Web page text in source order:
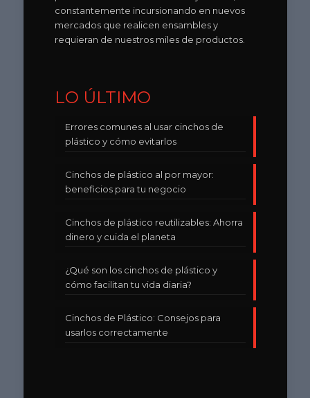
constantemente incursionando en nuevos
mercados que realicen ensambles y
requieran de nuestros miles de productos.
LO ÚLTIMO
Errores comunes al usar cinchos de
plástico y cómo evitarlos
Cinchos de plástico al por mayor:
beneficios para tu negocio
Cinchos de plástico reutilizables: Ahorra
dinero y cuida el planeta
¿Qué son los cinchos de plástico y
cómo facilitan tu vida diaria?
Cinchos de Plástico: Consejos para
usarlos correctamente